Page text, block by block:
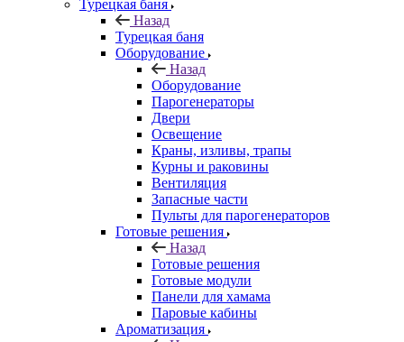
Турецкая баня
Назад
Турецкая баня
Оборудование
Назад
Оборудование
Парогенераторы
Двери
Освещение
Краны, изливы, трапы
Курны и раковины
Вентиляция
Запасные части
Пульты для парогенераторов
Готовые решения
Назад
Готовые решения
Готовые модули
Панели для хамама
Паровые кабины
Ароматизация